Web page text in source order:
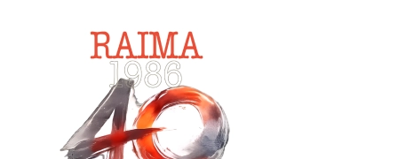
Skip to main content